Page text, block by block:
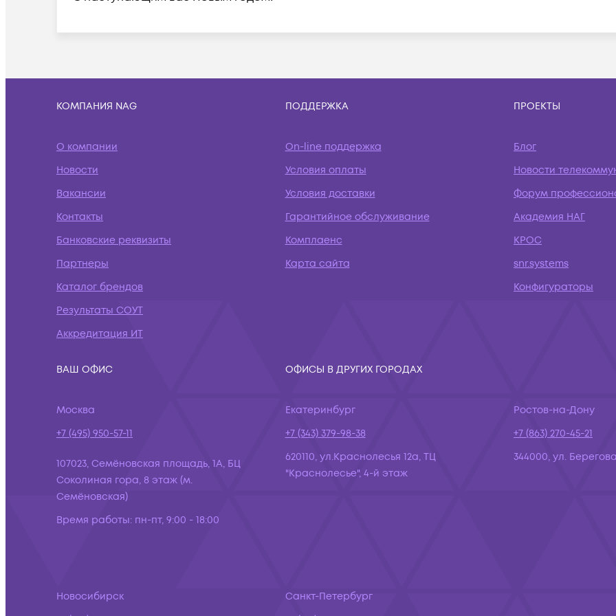
КОМПАНИЯ NAG
О компании
Новости
Вакансии
Контакты
Банковские реквизиты
Партнеры
Каталог брендов
Результаты СОУТ
Аккредитация ИТ
ПОДДЕРЖКА
On-line поддержка
Условия оплаты
Условия доставки
Гарантийное обслуживание
Комплаенс
Карта сайта
ПРОЕКТЫ
Блог
Новости
Форум
Академия НАГ
КРОС
snr.systems
Конфигураторы
ВАШ ОФИС
Москва
+7 (495) 950-57-11
107023, Семёновская площадь, 1А, БЦ
Соколиная гора, 8 этаж (м.
Семёновская)
Время работы: пн-пт, 9:00 - 18:00
ОФИСЫ В ДРУГИХ ГОРОДАХ
Екатеринбург
+7 (343) 379-98-38
620110, ул.Краснолесья 12а, ТЦ
"Краснолесье", 4-й этаж
Ростов-на-Дону
+7 (863) 270-45-21
344000, ул.
Новосибирск
Санкт-Петербург